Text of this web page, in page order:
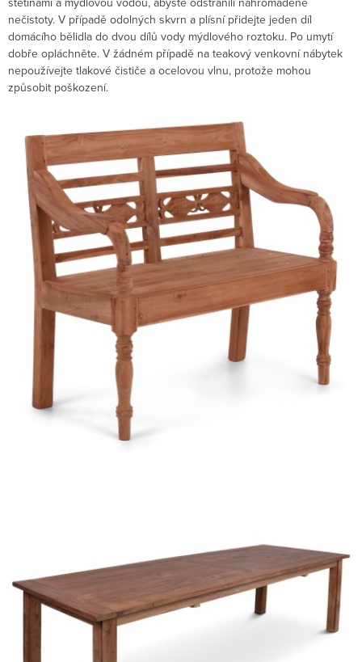
nečistoty. V případě odolných skvrn a plísní přidejte jeden díl
domácího bělidla do dvou dílů vody mýdlového roztoku. Po umytí
dobře opláchněte. V žádném případě na teakový venkovní nábytek
nepoužívejte tlakové čističe a ocelovou vlnu, protože mohou
způsobit poškození.